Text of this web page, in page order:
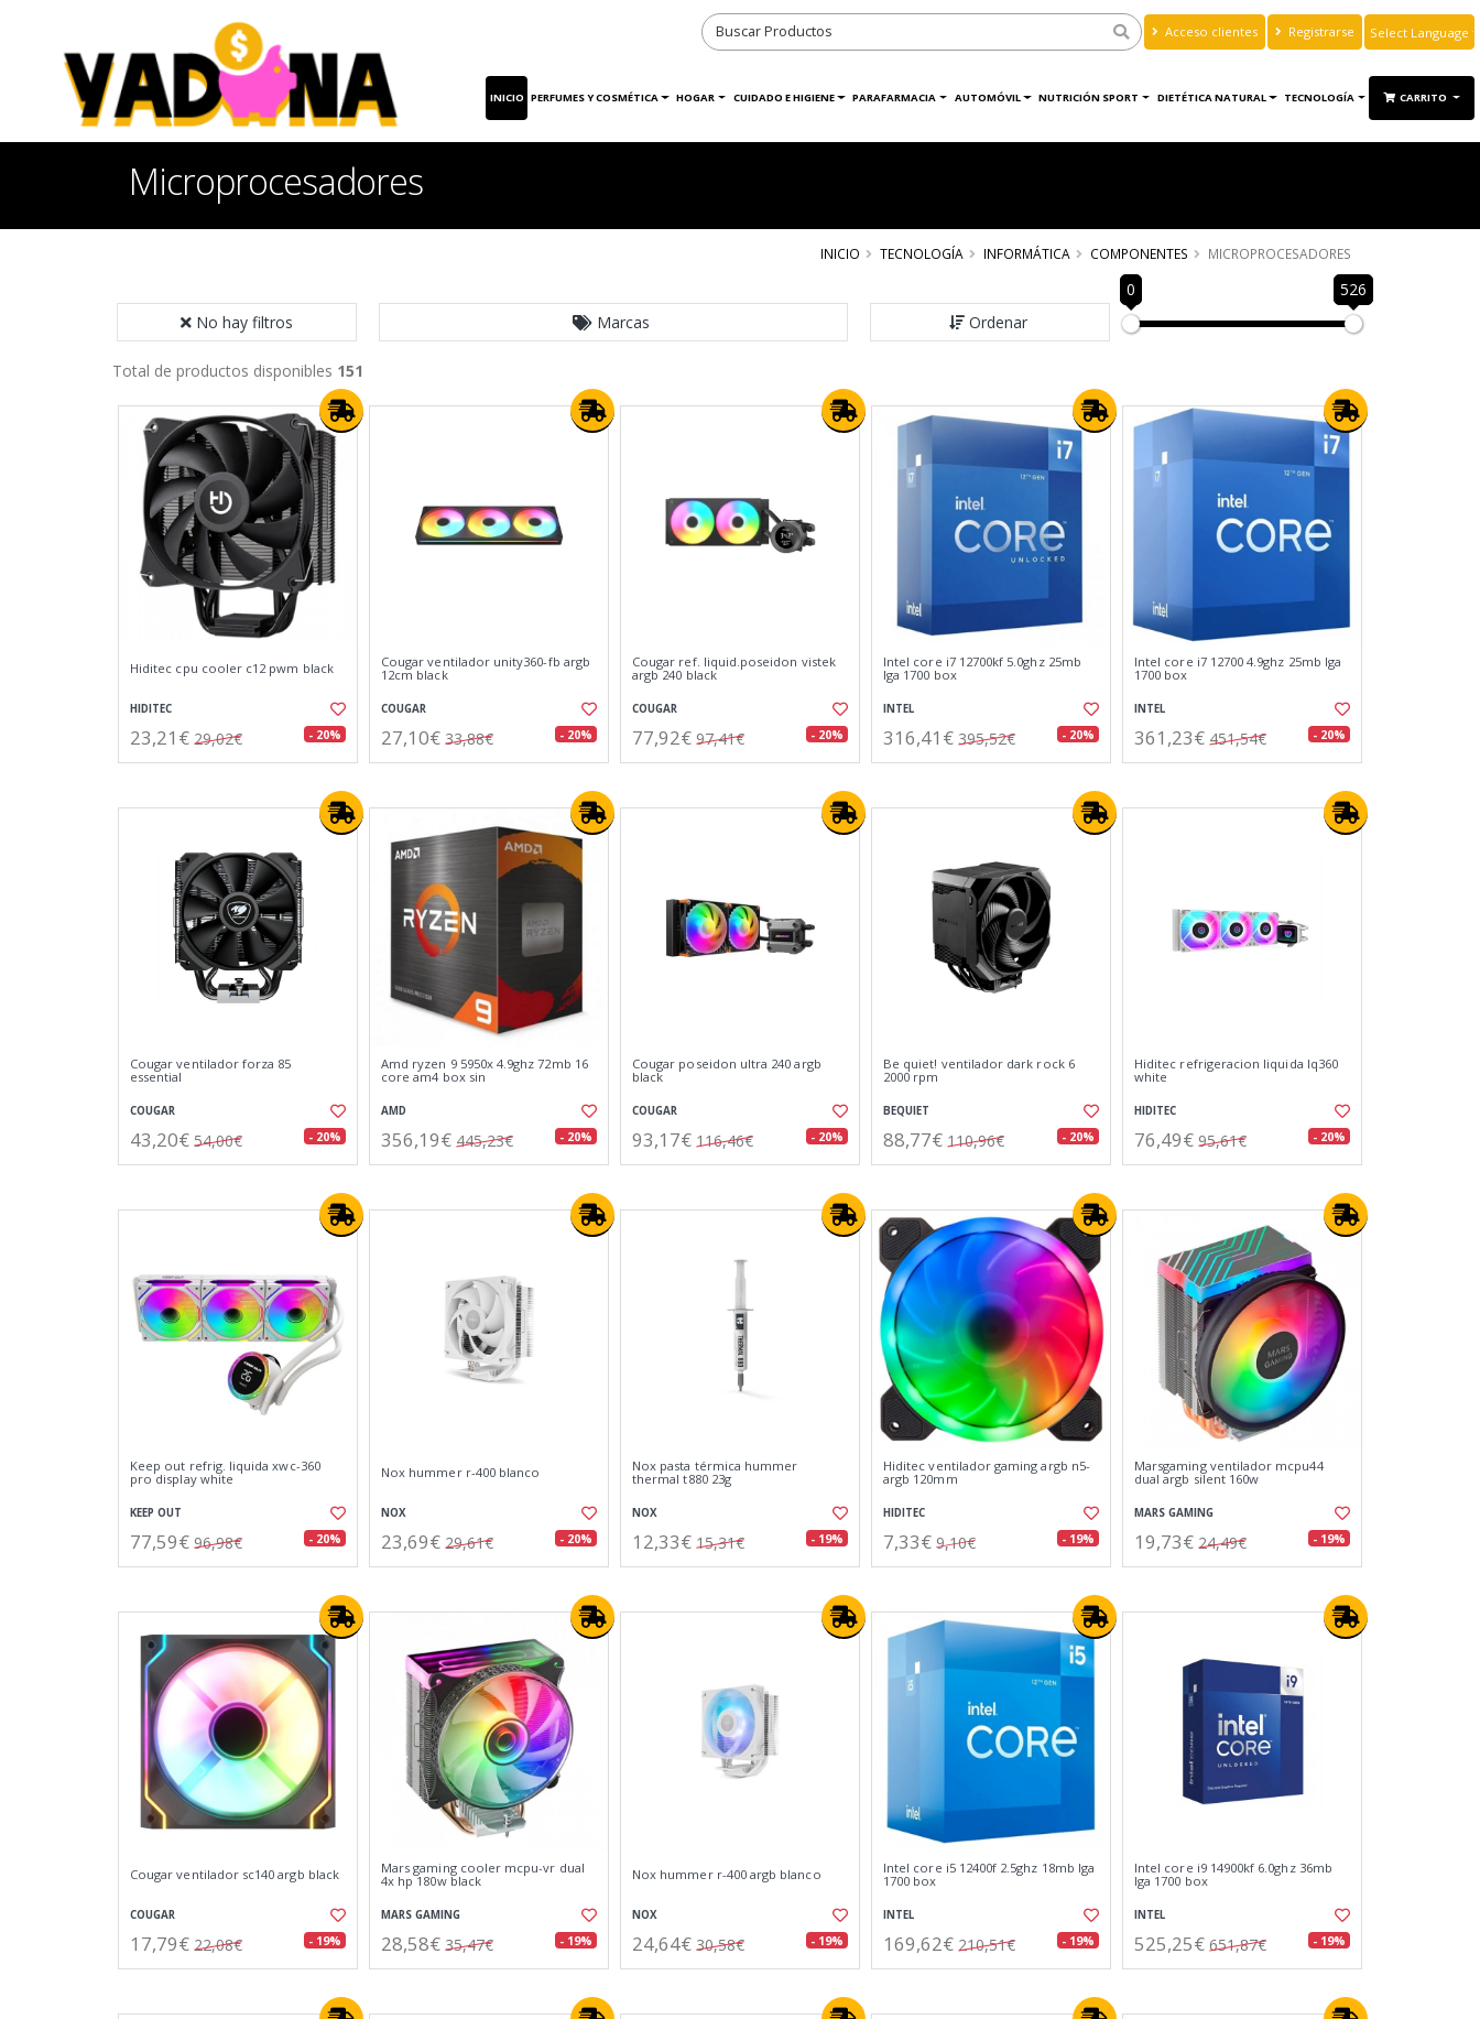
Acceso clientes Registrarse
Translate
INICIO PERFUMES Y COSMÉTICA HOGAR CUIDADO E HIGIENE PARAFARMACIA AUTOMÓVIL NUTRICIÓN SPORT DIETÉTICA NATURAL TECNOLOGÍA CARRITO
Microprocesadores
INICIO TECNOLOGÍA INFORMÁTICA COMPONENTES MICROPROCESADORES
No hay filtros Marcas Ordenar
0 526
Total de productos disponibles 151
Hiditec cpu cooler c12 pwm black
HIDITEC
23,21€ 29,02€ - 20%
Cougar ventilador unity360-fb argb
12cm black
COUGAR
27,10€ 33,88€ - 20%
Cougar ref. liquid.poseidon vistek
argb 240 black
COUGAR
77,92€ 97,41€ - 20%
Intel core i7 12700kf 5.0ghz 25mb
lga 1700 box
INTEL
316,41€ 395,52€ - 20%
Intel core i7 12700 4.9ghz 25mb lga
1700 box
INTEL
361,23€ 451,54€ - 20%
Cougar ventilador forza 85
essential
COUGAR
43,20€ 54,00€ - 20%
Amd ryzen 9 5950x 4.9ghz 72mb 16
core am4 box sin
AMD
356,19€ 445,23€ - 20%
Cougar poseidon ultra 240 argb
black
COUGAR
93,17€ 116,46€ - 20%
Be quiet! ventilador dark rock 6
2000 rpm
BEQUIET
88,77€ 110,96€ - 20%
Hiditec refrigeracion liquida lq360
white
HIDITEC
76,49€ 95,61€ - 20%
Keep out refrig. liquida xwc-360
pro display white
KEEP OUT
77,59€ 96,98€ - 20%
Nox hummer r-400 blanco
NOX
23,69€ 29,61€ - 20%
Nox pasta térmica hummer
thermal t880 23g
NOX
12,33€ 15,31€ - 19%
Hiditec ventilador gaming argb n5-
argb 120mm
HIDITEC
7,33€ 9,10€ - 19%
Marsgaming ventilador mcpu44
dual argb silent 160w
MARS GAMING
19,73€ 24,49€ - 19%
Cougar ventilador sc140 argb black
COUGAR
17,79€ 22,08€ - 19%
Mars gaming cooler mcpu-vr dual
4x hp 180w black
MARS GAMING
28,58€ 35,47€ - 19%
Nox hummer r-400 argb blanco
NOX
24,64€ 30,58€ - 19%
Intel core i5 12400f 2.5ghz 18mb lga
1700 box
INTEL
169,62€ 210,51€ - 19%
Intel core i9 14900kf 6.0ghz 36mb
lga 1700 box
INTEL
525,25€ 651,87€ - 19%